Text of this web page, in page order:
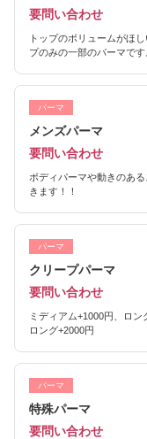
要問い合わせ
トップのボリュームがほ
プのみの一部のパーマです
パーマ
メンズパーマ
要問い合わせ
ボディパーマや動きのあ
きます！！
パーマ
クリープパーマ
要問い合わせ
ミディアム+1000円、ロン
ロング+2000円
パーマ
特殊パーマ
要問い合わせ